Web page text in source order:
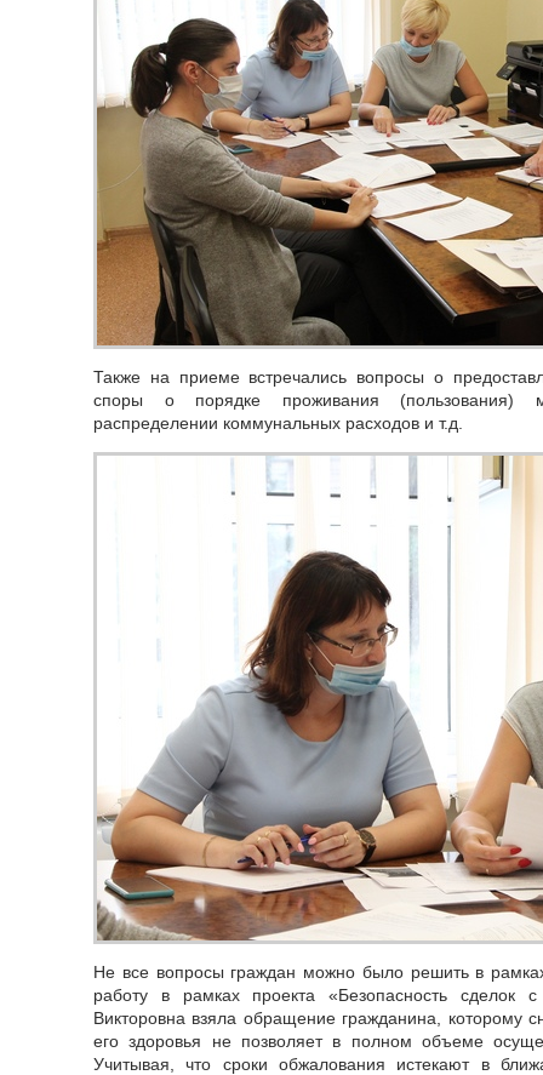
Также на приеме встречались вопросы о
споры о порядке проживания (пользования)
распределении коммунальных расходов и т.д.
Не все вопросы граждан можно было решить в
работу в рамках проекта «Безопасность
Викторовна взяла обращение гражданина, которому
его здоровья не позволяет в полном объеме
Учитывая, что сроки обжалования истекают в